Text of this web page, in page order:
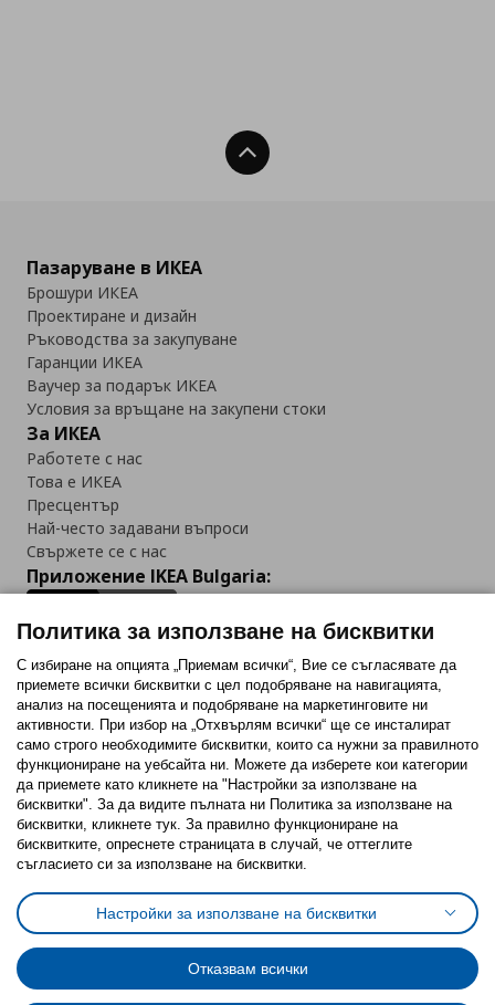
Нагоре
Пазаруване в ИКЕА
Брошури ИКЕА
Проектиране и дизайн
Ръководства за закупуване
Гаранции ИКЕА
Ваучер за подарък ИКЕА
Условия за връщане на закупени стоки
За ИКЕА
Работете с нас
Това е ИКЕА
Пресцентър
Най-често задавани въпроси
Свържете се с нас
Приложение IKEA Bulgaria:
Последвайте ни:
FacebookTwitterYoutubePinterestInstagram
Политика за използване на бисквитки (Cookies)
Избор на настройки за използване на бисквитки
Условия за ползване на ikea.bgОбща политика за личните данни
Политика за защита на личните данни на ikea.bg
Общи условия на програма IKEA Family
Политика за защита на лични данни на програма IKEA Family
Политика за използване на бисквитки
С избиране на опцията „Приемам всички“, Вие се съгласявате да
приемете всички бисквитки с цел подобряване на навигацията,
анализ на посещенията и подобряване на маркетинговите ни
активности. При избор на „Отхвърлям всички“ ще се инсталират
само строго необходимитe бисквитки, които са нужни за правилното
функциониране на уебсайта ни. Можете да изберете кои категории
да приемете като кликнете на "Настройки за използване на
бисквитки". За да видите пълната ни Политика за използване на
бисквитки, кликнете тук. За правилно функциониране на
бисквитките, опреснете страницата в случай, че оттеглите
съгласието си за използване на бисквитки.
Настройки за използване на бисквитки
Отказвам всички